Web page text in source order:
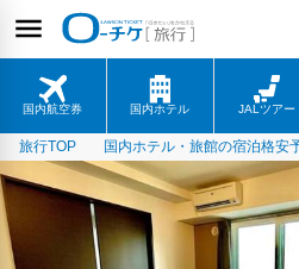
国内航空券 国内ホテル JALツアー
旅行TOP 国内ホテル・旅館の宿泊格安